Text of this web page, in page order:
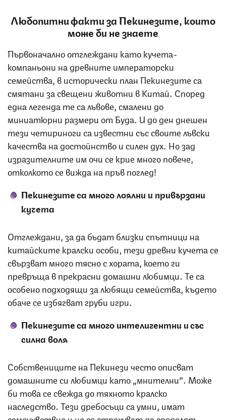
Любопитни факти за Пекинезите, които
може би не знаете
Първоначално отглеждани като кучета-
компаньони на древните императорски
семейства, в исторически план Пекинезите са
смятани за свещени животни в Китай. Според
една легенда те са лъвове, смалени до
миниатюрни размери от Буда. И до ден днешен
тези четириноги са известни със своите лъвски
качества на достойнство и силен дух. Но зад
изразителните им очи се крие много повече,
отколкото се вижда на пръв поглед!
Пекинезите са много лоялни и привързани
кучета
Отглеждани, за да бъдат близки спътници на
китайските кралски особи, тези древни кучета се
свързват много тясно с хората, което ги
превръща в прекрасни домашни любимци. Те са
особено подходящи за любящи семейства, където
обаче се избягват груби игри.
Пекинезите са много интелигентни и със
силна воля
Собствениците на Пекинези често описват
домашните си любимци като „мнителни“. Може
би това се свежда до тяхното кралско
наследство. Тези дребосъци са умни, имат